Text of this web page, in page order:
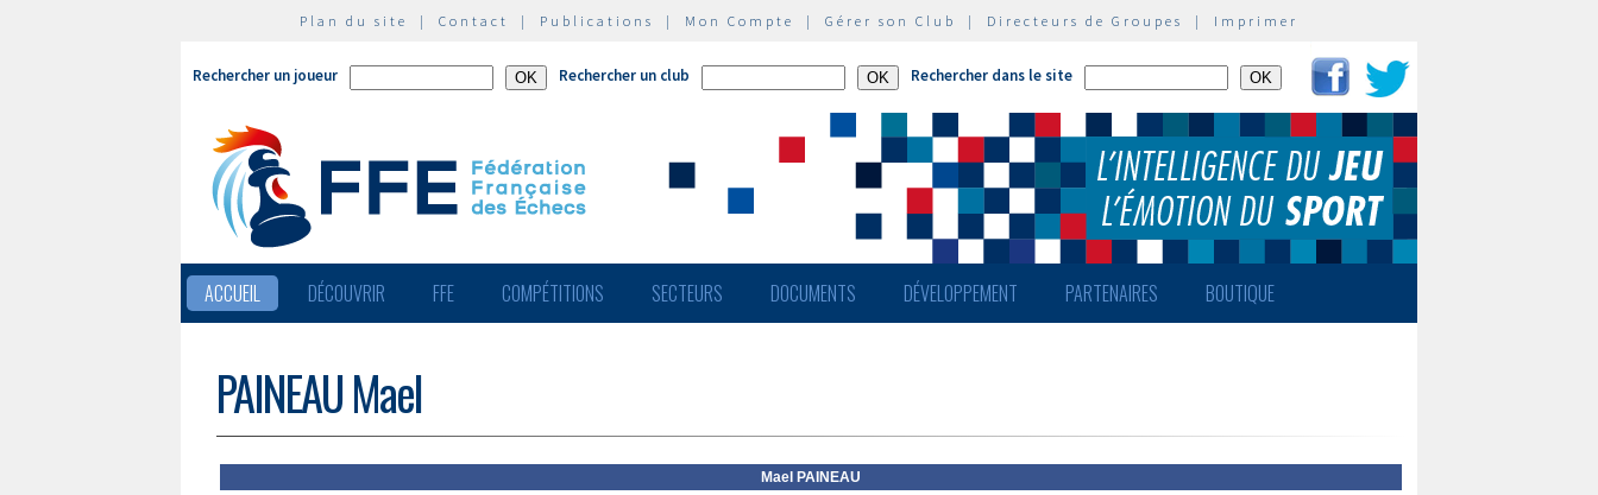
Plan du site | Contact | Publications | Mon Compte | Gérer son Club | Directeurs de Groupes | Imprimer
Rechercher un joueur Rechercher un club Rechercher dans le site
ACCUEIL DÉCOUVRIR FFE COMPÉTITIONS SECTEURS DOCUMENTS DÉVELOPPEMENT PARTENAIRES BOUTIQUE
PAINEAU Mael
Mael PAINEAU